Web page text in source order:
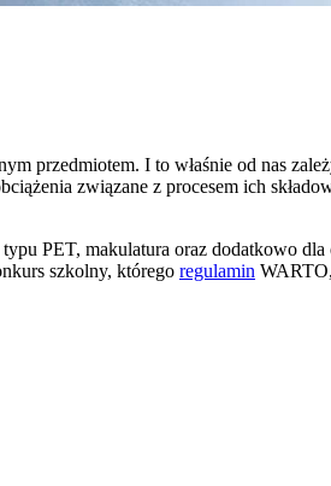
przedmiotem. I to właśnie od nas
związane z procesem ich
PET, makulatura oraz dodatkowo dla
szkolny, którego regulamin